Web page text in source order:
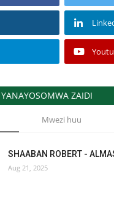
ZAIDI
Mwezi huu
SHAABAN ROBERT -
Aug 21, 2025